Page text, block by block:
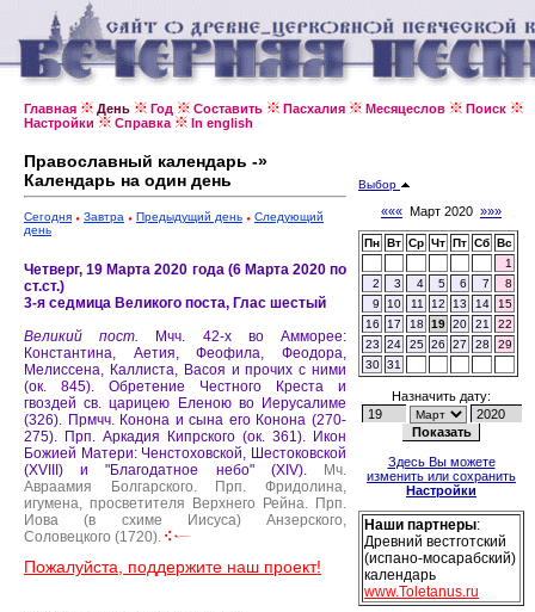
Главная День Год Составить Пасхалия Месяцеслов
Поиск
Настройки
Справка In english
Православный календарь -»
Календарь на один день
Сегодня Завтра Предыдущий день
Следующий
день
Четверг, 19 Марта 2020 года (6 Марта 2020 по
ст.ст.)
3-я седмица Великого поста, Глас шестый
Великий пост.
Мчч. 42-х во Амморее:
Константина, Аетия, Феофила, Феодора,
Мелиссена, Каллиста, Васоя и прочих с ними
(ок. 845). Обретение Честного Креста и
гвоздей св. царицею Еленою во Иерусалиме
(326). Прмчч. Конона и сына его Конона (270-
275). Прп. Аркадия Кипрского (ок. 361). Икон
Божией Матери: Ченстоховской, Шестоковской
(XVIII) и "Благодатное небо" (XIV).
Мч.
Авраамия Болгарского.
Прп. Фридолина,
игумена, просветителя Верхнего Рейна. Прп.
Иова (в схиме Иисуса) Анзерского,
Соловецкого (1720).
Пожалуйста, поддержите наш проект!
Выбор
««« Март 2020 »»»
Пн Вт Ср Чт Пт Сб Вс
1
2
3 4 5 6 7
8
9
10 11 12 13 14
15
16
17 18 19 20 21
22
23
24 25 26 27 28
29
30 31
Назначить дату:
Здесь Вы можете
изменить или сохранить
Настройки
Наши партнеры:
Древний вестготский
(испано-мосарабский)
календарь
www.Toletanus.ru